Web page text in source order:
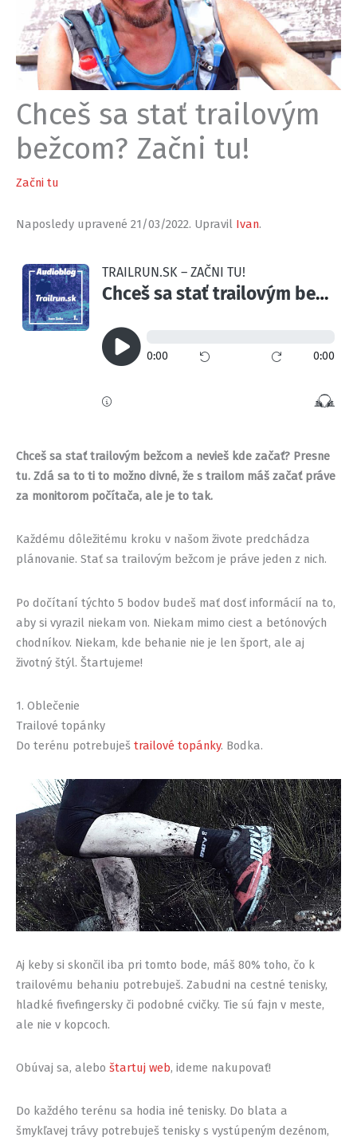
Chceš sa stať trailovým
bežcom? Začni tu!
Začni tu
Naposledy upravené 21/03/2022. Upravil Ivan.
Chceš sa stať trailovým bežcom a nevieš kde začať? Presne
tu. Zdá sa to ti to možno divné, že s trailom máš začať práve
za monitorom počítača, ale je to tak.
Každému dôležitému kroku v našom živote predchádza
plánovanie. Stať sa trailovým bežcom je práve jeden z nich.
Po dočítaní týchto 5 bodov budeš mať dosť informácií na to,
aby si vyrazil niekam von. Niekam mimo ciest a betónových
chodníkov. Niekam, kde behanie nie je len šport, ale aj
životný štýl. Štartujeme!
1. Oblečenie
Trailové topánky
Do terénu potrebuješ trailové topánky. Bodka.
Aj keby si skončil iba pri tomto bode, máš 80% toho, čo k
trailovému behaniu potrebuješ. Zabudni na cestné tenisky,
hladké fivefingersky či podobné cvičky. Tie sú fajn v meste,
ale nie v kopcoch.
Obúvaj sa, alebo štartuj web, ideme nakupovať!
Do každého terénu sa hodia iné tenisky. Do blata a
šmykľavej trávy potrebuješ tenisky s vystúpeným dezénom,